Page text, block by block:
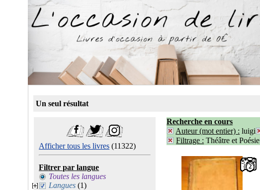
Un seul résultat
Afficher tous les livres (11322)
Filtrer par langue
Toutes les langues
Langues (1)
Recherche en cours
Auteur (mot entier) : luigi
Filtrage : Théâtre et Poésie
2